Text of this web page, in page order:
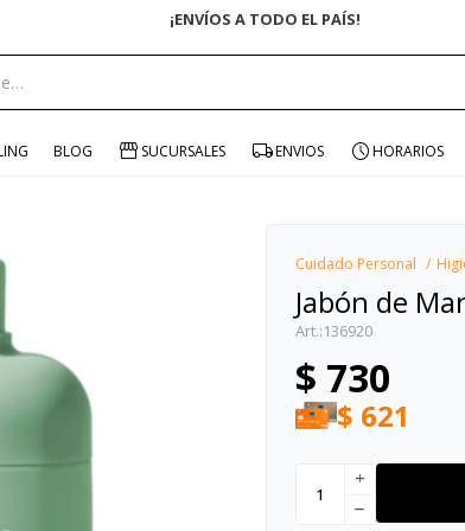
BLOG SUCURSALES ENVIOS HORARIOS
Cuidado Personal
Jabón de
136920
$ 730
$ 621
add
remove